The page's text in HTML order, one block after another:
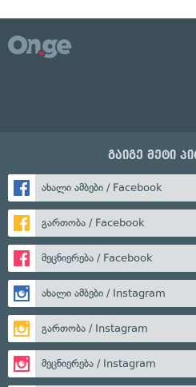
გაიგე მეტი
ახალი ამბები / Facebook
გართობა / Facebook
მეცნიერება / Facebook
ახალი ამბები / Instagram
გართობა / Instagram
მეცნიერება / Instagram